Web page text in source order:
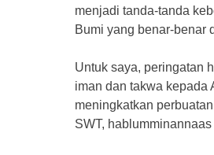
menjadi tanda-tanda
Bumi yang benar-benar
Untuk saya, peringatan
iman dan takwa kepada
meningkatkan
SWT, hablumminannaas